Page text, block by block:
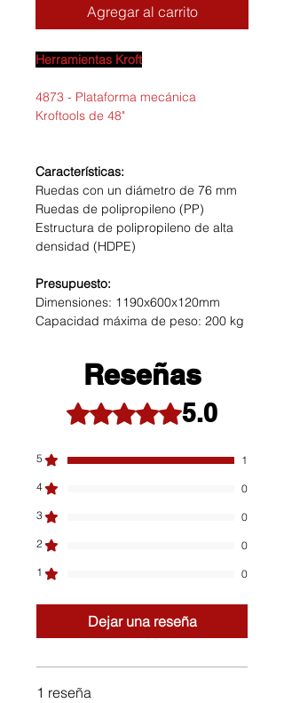
Agregar al carrito
Herramientas Kroft
4873 - Plataforma mecánica
Kroftools de 48"
Características:
Ruedas con un diámetro de 76 mm
Ruedas de polipropileno (PP)
Estructura de polipropileno de alta
densidad (HDPE)
Presupuesto:
Dimensiones: 1190x600x120mm
Capacidad máxima de peso: 200 kg
Reseñas
Obtuvo 5 de 5 estrellas.
5.0
5
1
4
0
3
0
2
0
1
0
Dejar una reseña
1 reseña